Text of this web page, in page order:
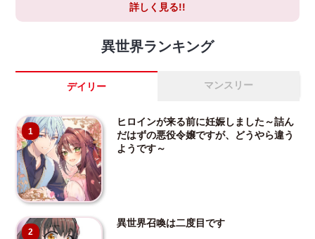
詳しく見る!!
異世界ランキング
デイリー マンスリー
1
ヒロインが来る前に妊娠しました～詰ん
だはずの悪役令嬢ですが、どうやら違う
ようです～
2
異世界召喚は二度目です